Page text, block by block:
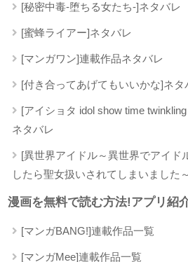
[秘密中毒-堕ちる女たち-]ネタバレ
[蜜蜂ライアー]ネタバレ
[マンガワン]連載作品ネタバレ
[付き合ってあげてもいいかな]ネタ
[アイショタ idol show time
ネタバレ
[異世界アイドル～異世界でアイド
したら聖女扱いされてしまいました
漫画を無料で読む方法!アプリ紹
[マンガBANG!]連載作品一覧
[マンガMee]連載作品一覧